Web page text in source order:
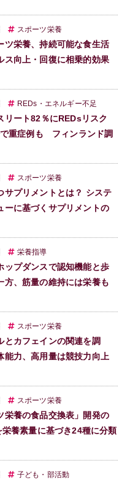
スポーツ栄養
ツ栄養、持続可能な食生活
ス向上・回復に相乗的効果
REDs・エネルギー不足
リート82％にREDsリスク
重症例も フィンランド調
スポーツ栄養
サプリメントとは？ システ
ーに基づくサプリメントの
栄養指導
ップダンスで認知機能と歩
、筋量の維持には栄養も
スポーツ栄養
とカフェインの関連を調
力、高用量は競技力向上
スポーツ栄養
栄養の食品交換表」開発の
養素量に基づき24種に分類
子ども・部活動